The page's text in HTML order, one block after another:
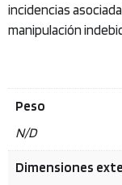
incidencias
manipulación
Peso
N/D
Dimensiones